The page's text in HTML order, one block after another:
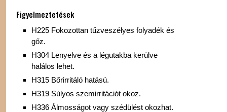
Figyelmeztetések
H225 Fokozottan tűzveszélyes folyadék és
gőz.
H304 Lenyelve és a légutakba kerülve
halálos lehet.
H315 Bőrirritáló hatású.
H319 Súlyos szemirritációt okoz.
H336 Álmosságot vagy szédülést okozhat.